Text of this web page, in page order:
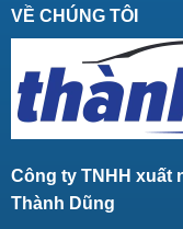
VỀ CHÚNG TÔI
Công ty TNHH xuất
Thành Dũng